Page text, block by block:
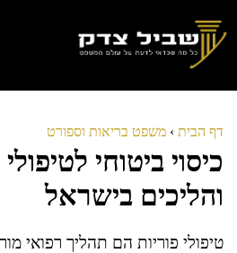
לתוכן
דף הבית › משפט בריאות וספורט
כיסוי ביטוחי
והליכים בישראל
טיפולי פוריות הם תהליך רפואי